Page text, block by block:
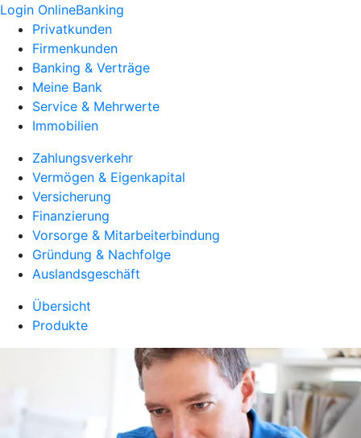
Login OnlineBanking
Privatkunden
Firmenkunden
Banking & Verträge
Meine Bank
Service & Mehrwerte
Immobilien
Zahlungsverkehr
Vermögen & Eigenkapital
Versicherung
Finanzierung
Vorsorge & Mitarbeiterbindung
Gründung & Nachfolge
Auslandsgeschäft
Übersicht
Produkte